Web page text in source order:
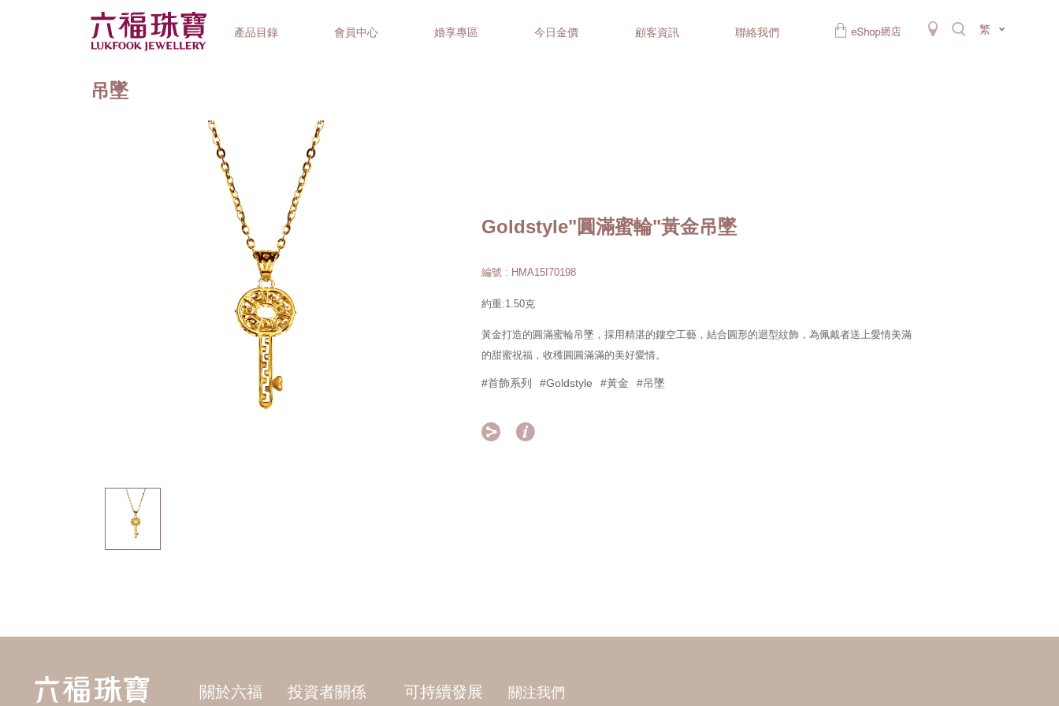
產品目錄 會員中心 婚享專區 今日金價 顧客資訊 聯絡我們 繁
精選禮品
吊墜
Goldstyle"圓滿蜜輪"黃金吊墜
編號 : HMA15I70198
約重:1.50克
黃金打造的圓滿蜜輪吊墜，採用精湛的鏤空工藝，結合圓形的迴型紋飾，為佩戴者送上愛情美滿
的甜蜜祝福，收穫圓圓滿滿的美好愛情。
#首飾系列 #Goldstyle #黃金 #吊墜
 
關於六福 投資者關係 可持續發展 關注我們